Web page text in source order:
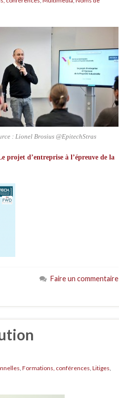
: Lionel Brosius @EpitechStras
projet d’entreprise à l’épreuve de la
Faire un commentaire
Formations, conférences Litiges